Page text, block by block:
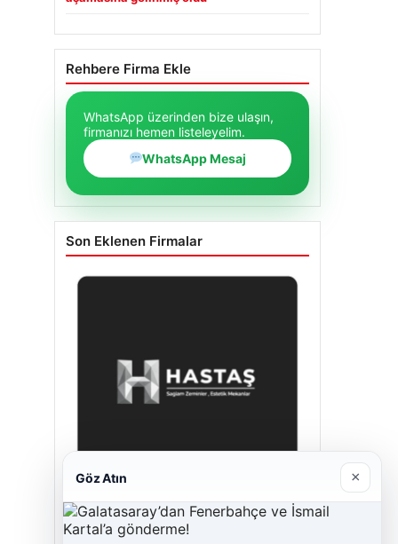
Rehbere Firma Ekle
WhatsApp üzerinden bize ulaşın,
firmanızı hemen listeleyelim.
WhatsApp Mesaj
Son Eklenen Firmalar
Enes Kaplan Avukatlık Bürosu
Göz Atın ×